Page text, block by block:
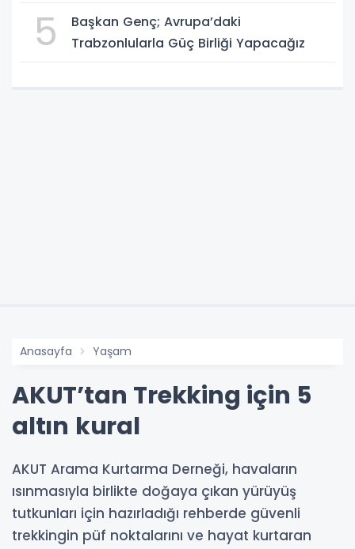
5
Başkan Genç; Avrupa’daki
Trabzonlularla Güç Birliği Yapacağız
Anasayfa Yaşam
AKUT’tan Trekking için 5
altın kural
AKUT Arama Kurtarma Derneği, havaların
ısınmasıyla birlikte doğaya çıkan yürüyüş
tutkunları için hazırladığı rehberde güvenli
trekkingin püf noktalarını ve hayat kurtaran